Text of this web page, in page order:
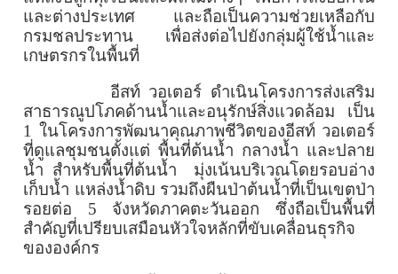
และต่างประเทศ และถือเป็นความช่วยเหลือกับ
กรมชลประทาน เพื่อส่งต่อไปยังกลุ่มผู้ใช้น้ำและ
เกษตรกรในพื้นที่
อีสท์ วอเตอร์ ดำเนินโครงการส่งเสริม
สาธารณูปโภคด้านน้ำและอนุรักษ์สิ่งแวดล้อม เป็น
1 ในโครงการพัฒนาคุณภาพชีวิตของอีสท์ วอเตอร์
ที่ดูแลชุมชนตั้งแต่ พื้นที่ต้นน้ำ กลางน้ำ และปลาย
น้ำ สำหรับพื้นที่ต้นน้ำ
มุ่งเน้นบริเวณโดยรอบอ่าง
เก็บน้ำ แหล่งน้ำดิบ รวมถึงผืนป่าต้นน้ำที่เป็นเขตป่า
รอยต่อ 5 จังหวัดภาคตะวันออก ซึ่งถือเป็นพื้นที่
สำคัญที่เปรียบเสมือนหัวใจหลักที่ขับเคลื่อนธุรกิจ
ขององค์กร